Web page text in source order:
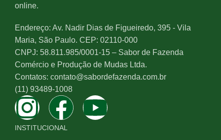
online.
Endereço: Av. Nadir Dias de Figueiredo, 395 - Vila
Maria, São Paulo. CEP: 02110-000
CNPJ: 58.811.985/0001-15 – Sabor de Fazenda
Comércio e Produção de Mudas Ltda.
Contatos: contato@sabordefazenda.com.br
(11) 93489-1008
INSTITUCIONAL